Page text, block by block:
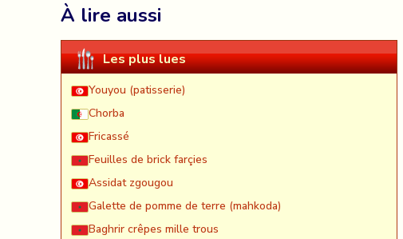
À lire aussi
Les plus lues
Youyou (patisserie)
Chorba
Fricassé
Feuilles de brick farçies
Assidat zgougou
Galette de pomme de terre (mahkoda)
Baghrir crêpes mille trous